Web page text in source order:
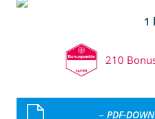
1
210
– PDF-